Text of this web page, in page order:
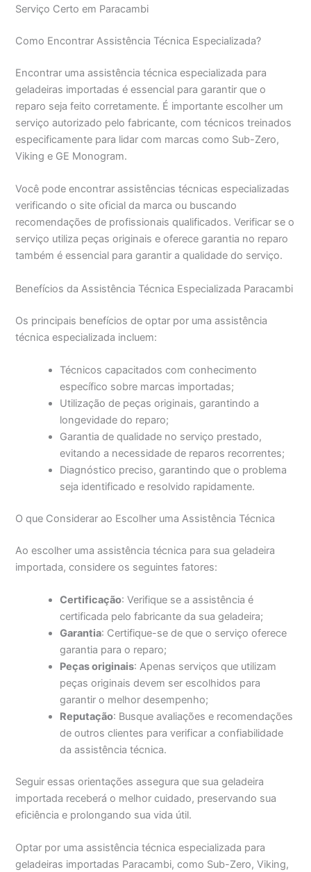
Serviço Certo em Paracambi
Como Encontrar Assistência Técnica Especializada?
Encontrar uma assistência técnica especializada para
geladeiras importadas é essencial para garantir que o
reparo seja feito corretamente. É importante escolher um
serviço autorizado pelo fabricante, com técnicos treinados
especificamente para lidar com marcas como Sub-Zero,
Viking e GE Monogram.
Você pode encontrar assistências técnicas especializadas
verificando o site oficial da marca ou buscando
recomendações de profissionais qualificados. Verificar se o
serviço utiliza peças originais e oferece garantia no reparo
também é essencial para garantir a qualidade do serviço.
Benefícios da Assistência Técnica Especializada Paracambi
Os principais benefícios de optar por uma assistência
técnica especializada incluem:
Técnicos capacitados com conhecimento
específico sobre marcas importadas;
Utilização de peças originais, garantindo a
longevidade do reparo;
Garantia de qualidade no serviço prestado,
evitando a necessidade de reparos recorrentes;
Diagnóstico preciso, garantindo que o problema
seja identificado e resolvido rapidamente.
O que Considerar ao Escolher uma Assistência Técnica
Ao escolher uma assistência técnica para sua geladeira
importada, considere os seguintes fatores:
Certificação: Verifique se a assistência é
certificada pelo fabricante da sua geladeira;
Garantia: Certifique-se de que o serviço oferece
garantia para o reparo;
Peças originais: Apenas serviços que utilizam
peças originais devem ser escolhidos para
garantir o melhor desempenho;
Reputação: Busque avaliações e recomendações
de outros clientes para verificar a confiabilidade
da assistência técnica.
Seguir essas orientações assegura que sua geladeira
importada receberá o melhor cuidado, preservando sua
eficiência e prolongando sua vida útil.
Optar por uma assistência técnica especializada para
geladeiras importadas Paracambi, como Sub-Zero, Viking,